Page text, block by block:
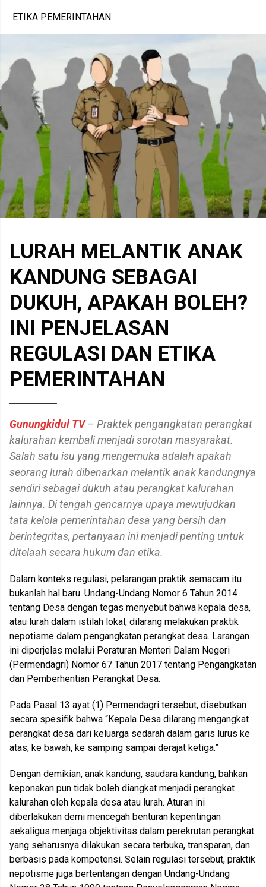
ETIKA PEMERINTAHAN
LURAH MELANTIK ANAK
KANDUNG SEBAGAI
DUKUH, APAKAH BOLEH?
INI PENJELASAN
REGULASI DAN ETIKA
PEMERINTAHAN
Gunungkidul TV– Praktek pengangkatan perangkat
kalurahan kembali menjadi sorotan masyarakat.
Salah satu isu yang mengemuka adalah apakah
seorang lurah dibenarkan melantik anak kandungnya
sendiri sebagai dukuh atau perangkat kalurahan
lainnya. Di tengah gencarnya upaya mewujudkan
tata kelola pemerintahan desa yang bersih dan
berintegritas, pertanyaan ini menjadi penting untuk
ditelaah secara hukum dan etika.
Dalam konteks regulasi, pelarangan praktik semacam itu
bukanlah hal baru. Undang-Undang Nomor 6 Tahun 2014
tentang Desa dengan tegas menyebut bahwa kepala desa,
atau lurah dalam istilah lokal, dilarang melakukan praktik
nepotisme dalam pengangkatan perangkat desa. Larangan
ini diperjelas melalui Peraturan Menteri Dalam Negeri
(Permendagri) Nomor 67 Tahun 2017 tentang Pengangkatan
dan Pemberhentian Perangkat Desa.
Pada Pasal 13 ayat (1) Permendagri tersebut, disebutkan
secara spesifik bahwa “Kepala Desa dilarang mengangkat
perangkat desa dari keluarga sedarah dalam garis lurus ke
atas, ke bawah, ke samping sampai derajat ketiga.”
Dengan demikian, anak kandung, saudara kandung, bahkan
keponakan pun tidak boleh diangkat menjadi perangkat
kalurahan oleh kepala desa atau lurah. Aturan ini
diberlakukan demi mencegah benturan kepentingan
sekaligus menjaga objektivitas dalam perekrutan perangkat
yang seharusnya dilakukan secara terbuka, transparan, dan
berbasis pada kompetensi. Selain regulasi tersebut, praktik
nepotisme juga bertentangan dengan Undang-Undang